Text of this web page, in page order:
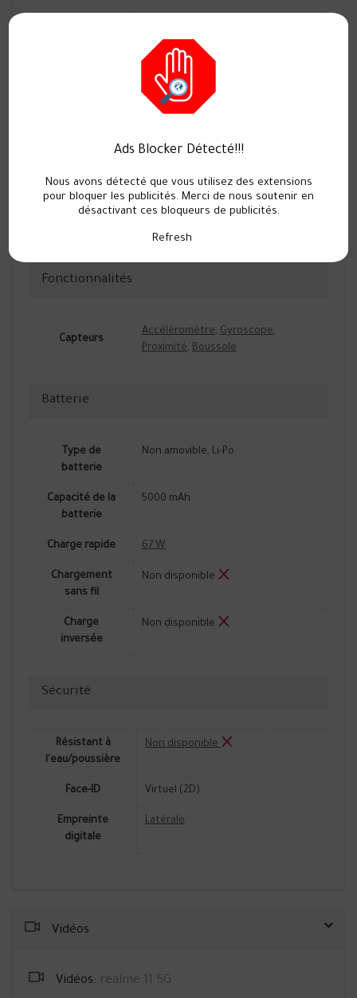
Double bande
5.2,LE , A2DP
radio FM Non disponible
Fonctionnalités
Capteurs
Accéléromètre, Gyroscope,
Proximité, Boussole
Batterie
Type de
batterie
Non amovible, Li-Po
Capacité de la
batterie
5000 mAh
Charge rapide 67 W
Chargement
sans fil
Non disponible
Charge
inversée
Non disponible
Sécurité
Résistant à
l'eau/poussière
Non disponible
Face-ID Virtuel (2D)
Empreinte
digitale
Latérale
Vidéos
Vidéos: realme 11 5G
Ads Blocker Détecté!!!
Nous avons détecté que vous utilisez des extensions
pour bloquer les publicités. Merci de nous soutenir en
désactivant ces bloqueurs de publicités.
Refresh